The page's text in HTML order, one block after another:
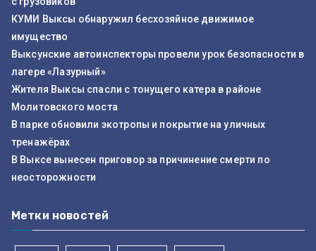
КУМИ Выксы обнаружил бесхозяйное движимое
имущество
Выксунские автоинспекторы провели урок безопасности в
лагере «Лазурный»
Жителя Выксы спасли с тонущего катера в районе
Молитовского моста
В парке обновили экотропы и покрытие на уличных
тренажёрах
В Выксе вынесен приговор за причинение смерти по
неосторожности
Метки новостей